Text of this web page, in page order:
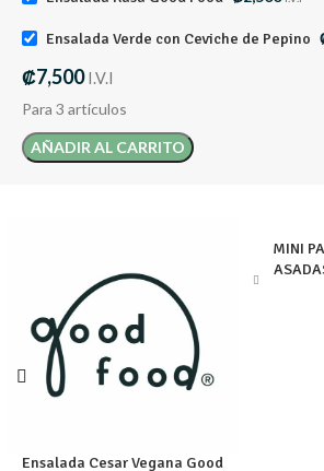
Ensalada Verde con Ceviche de Pepino
₡7,500 I.V.I
Para 3 artículos
AÑADIR AL CARRITO
Ensalada Cesar Vegana Good
MINI